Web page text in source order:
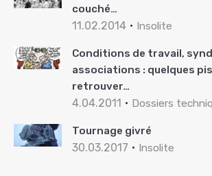
couché…
11.02.2014 Insolite
Conditions de travail,
associations : quelques
retrouver…
4.04.2011 Dossiers
Tournage givré
30.03.2017 Insolite